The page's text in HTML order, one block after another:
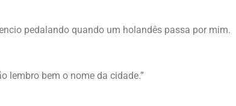
pedalando quando um holandês passa por mim.
lembro bem o nome da cidade.”